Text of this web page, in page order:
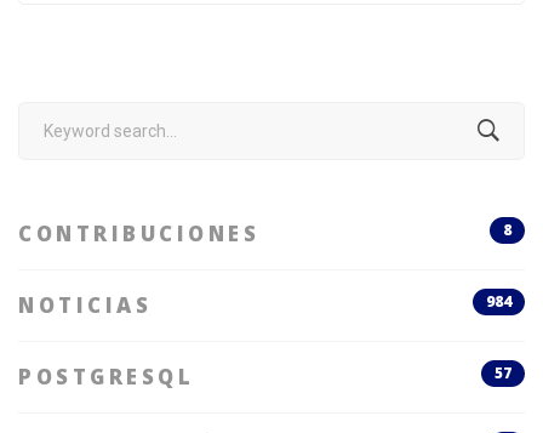
Search
CONTRIBUCIONES 8
NOTICIAS 984
POSTGRESQL 57